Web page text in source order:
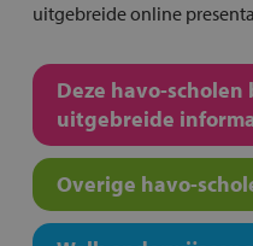
uitgebreide online
Deze havo-
uitgebreide
Overige havo-